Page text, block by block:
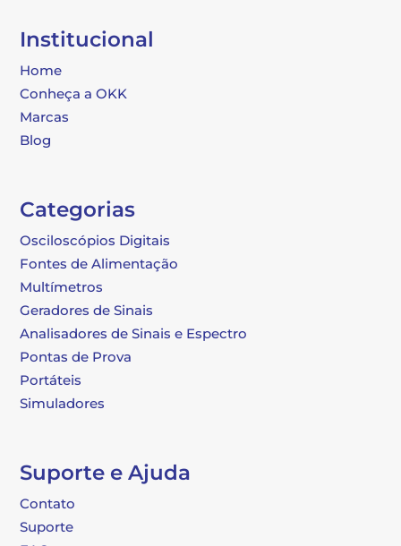
Institucional
Home
Conheça a OKK
Marcas
Blog
Categorias
Osciloscópios Digitais
Fontes de Alimentação
Multímetros
Geradores de Sinais
Analisadores de Sinais e Espectro
Pontas de Prova
Portáteis
Simuladores
Suporte e Ajuda
Contato
Suporte